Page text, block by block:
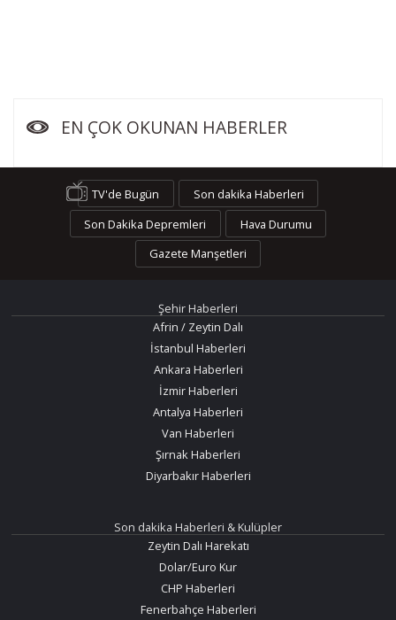
EN ÇOK OKUNAN HABERLER
TV'de Bugün
Son dakika Haberleri
Son Dakika Depremleri
Hava Durumu
Gazete Manşetleri
Şehir Haberleri
Afrin / Zeytin Dalı
İstanbul Haberleri
Ankara Haberleri
İzmir Haberleri
Antalya Haberleri
Van Haberleri
Şırnak Haberleri
Diyarbakır Haberleri
Son dakika Haberleri & Kulüpler
Zeytin Dalı Harekatı
Dolar/Euro Kur
CHP Haberleri
Fenerbahçe Haberleri